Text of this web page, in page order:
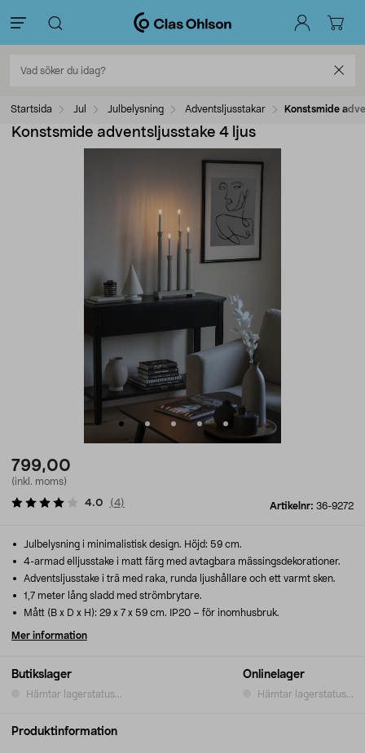
Startsida Jul Julbelysning Adventsljusstakar Konstsmide
Konstsmide adventsljusstake 4 ljus
799,00
(inkl. moms)
Artikelnr: 36-9272
4.0 (4)
Butikslager
Hämtar lagerstatus...
Onlinelager
Hämtar lagerstatus...
Julbelysning i minimalistisk design. Höjd: 59 cm.
4-armad elljusstake i matt färg med avtagbara mässingsdekorationer.
Adventsljusstake i trä med raka, runda ljushållare och ett varmt sken.
1,7 meter lång sladd med strömbrytare.
Mått (B x D x H): 29 x 7 x 59 cm. IP20 – för inomhusbruk.
Mer information
Produktinformation